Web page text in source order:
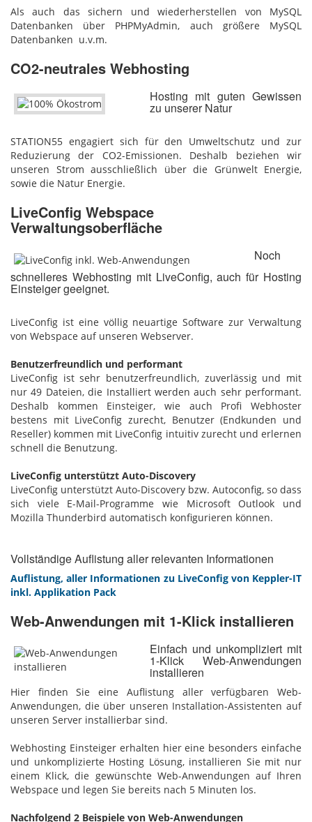
Als auch das sichern und wiederherstellen von MySQL
Datenbanken über PHPMyAdmin, auch größere MySQL
Datenbanken u.v.m.
CO2-neutrales Webhosting
Hosting mit guten Gewissen
zu unserer Natur
STATION55 engagiert sich für den Umweltschutz und zur
Reduzierung der CO2-Emissionen. Deshalb beziehen wir
unseren Strom ausschließlich über die Grünwelt Energie,
sowie die Natur Energie.
LiveConfig Webspace
Verwaltungsoberfläche
Noch
schnelleres Webhosting mit LiveConfig, auch für Hosting
Einsteiger geeignet.
LiveConfig ist eine völlig neuartige Software zur Verwaltung
von Webspace auf unseren Webserver.
Benutzerfreundlich und performant
LiveConfig ist sehr benutzerfreundlich, zuverlässig und mit
nur 49 Dateien, die Installiert werden auch sehr performant.
Deshalb kommen Einsteiger, wie auch Profi Webhoster
bestens mit LiveConfig zurecht, Benutzer (Endkunden und
Reseller) kommen mit LiveConfig intuitiv zurecht und erlernen
schnell die Benutzung.
LiveConfig unterstützt Auto-Discovery
LiveConfig unterstützt Auto-Discovery bzw. Autoconfig, so dass
sich viele E-Mail-Programme wie Microsoft Outlook und
Mozilla Thunderbird automatisch konfigurieren können.
Vollständige Auflistung aller relevanten Informationen
Auflistung, aller Informationen zu LiveConfig von Keppler-IT
inkl. Applikation Pack
Web-Anwendungen mit 1-Klick installieren
Einfach und unkompliziert mit
1-Klick Web-Anwendungen
installieren
Hier finden Sie eine Auflistung aller verfügbaren Web-
Anwendungen, die über unseren Installation-Assistenten auf
unseren Server installierbar sind.
Webhosting Einsteiger erhalten hier eine besonders einfache
und unkomplizierte Hosting Lösung, installieren Sie mit nur
einem Klick, die gewünschte Web-Anwendungen auf Ihren
Webspace und legen Sie bereits nach 5 Minuten los.
Nachfolgend 2 Beispiele von Web-Anwendungen